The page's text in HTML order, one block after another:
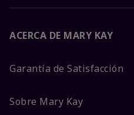
ACERCA DE MARY KAY
Garantía de Satisfacción
Sobre Mary Kay